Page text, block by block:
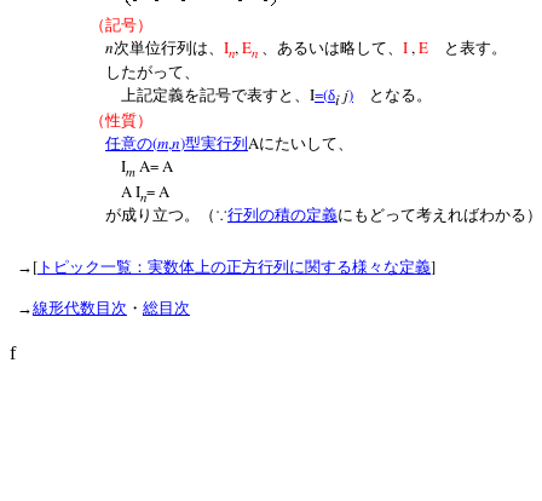
（記号）
n次単位行列は、 In,En 、あるいは略して、 I,E と表す。
したがって、
上記定義を記号で表すと、 I=(δi j) となる。
（性質）
任意の(m,n)型実行列 Aにたいして、
Im A= A
A In= A
が成り立つ。（∵行列の積の定義にもどって考えればわか
→ [ トピック一覧：実数体上の正方行列に関する様々な定義]
→線形代数目次 ・ 総目次
f